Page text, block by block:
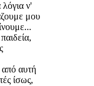
ν'
μου
από αυτή
ίσως,